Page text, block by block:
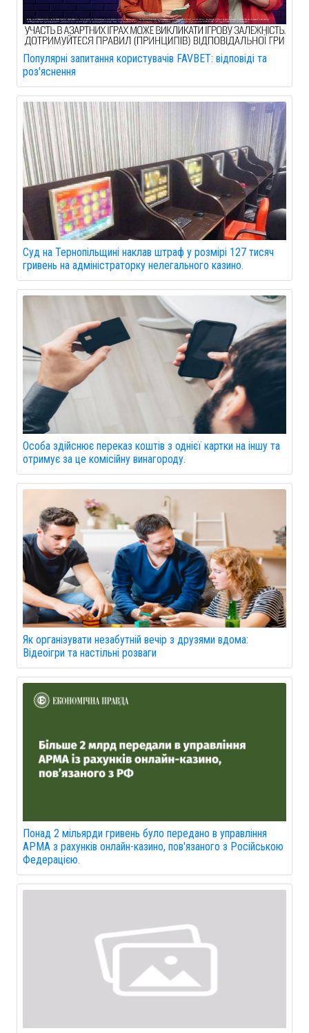
Популярні запитання користувачів FAVBET: відповіді та
роз'яснення
Суд на Тернопільщині наклав штраф у розмірі 127 тисяч
гривень на адміністраторку нелегального казино.
Особа здійснює переказ коштів з однієї картки на іншу та
отримує за це комісійну винагороду.
Як організувати незабутній вечір з друзями вдома:
Відеоігри та настільні розваги
Понад 2 мільярди гривень було передано в управління
АРМА з рахунків онлайн-казино, пов'язаного з Російською
Федерацією.